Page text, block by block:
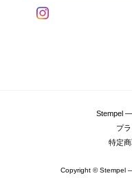
Stempel
プ
特定
Copyright © Stempel